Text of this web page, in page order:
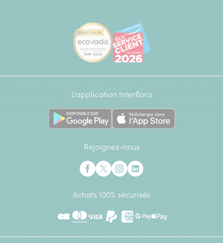
[Ecovadis Gold Badge - Top 5%
L'application Interflora
Rejoignez-nous
Achats 100% sécurisés
CB Mastercard PaypalAmerican Express
Google Pay
Apple Pay